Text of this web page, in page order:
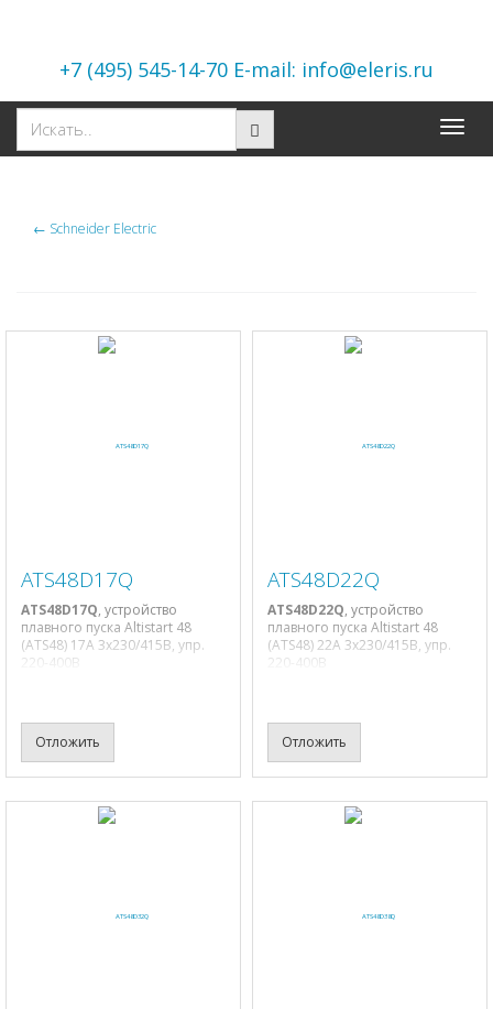
+7 (495) 545-14-70 E-mail: info@eleris.ru
Toggle
← Schneider Electric
ATS48D17Q
ATS48D17Q, устройство
плавного пуска Altistart 48
(ATS48) 17A 3х230/415В, упр.
220-400В
Отложить
ATS48D22Q
ATS48D22Q, устройство
плавного пуска Altistart 48
(ATS48) 22A 3х230/415В, упр.
220-400В
Отложить